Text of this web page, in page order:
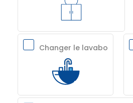
Changer le lavabo